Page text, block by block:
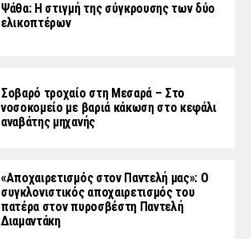
Ψάθα: Η στιγμή της σύγκρουσης των δύο
ελικοπτέρων
Σοβαρό τροχαίο στη Μεσαρά – Στο
νοσοκομείο με βαριά κάκωση στο κεφάλι
αναβάτης μηχανής
«Aποχαιρετισμός στον Παντελή μας»: Ο
συγκλονιστικός αποχαιρετισμός του
πατέρα στον πυροσβέστη Παντελή
Διαμαντάκη